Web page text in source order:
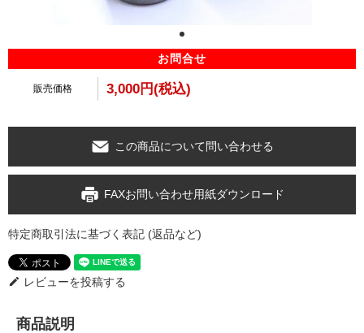
お問合せ
販売価格 3,000円(税込)
この商品について問い合わせる
FAXお問い合わせ用紙ダウンロード
特定商取引法に基づく表記 (返品など)
edit レビューを投稿する
商品説明